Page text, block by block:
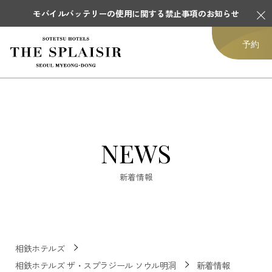
モバイルバッテリーの使用に関する禁止事項のお知らせ
予約
NEWS
新着情報
相鉄ホテルズ
相鉄ホテルズ ザ・スプラジール ソウル明洞
新着情報